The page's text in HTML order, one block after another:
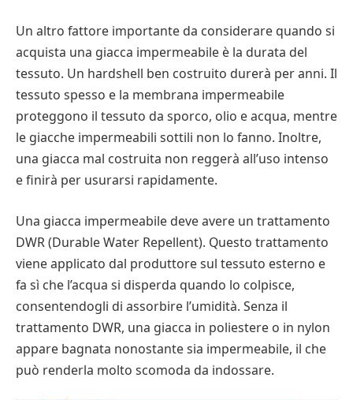
Un altro fattore importante da considerare quando si
acquista una giacca impermeabile è la durata del
tessuto. Un hardshell ben costruito durerà per anni. Il
tessuto spesso e la membrana impermeabile
proteggono il tessuto da sporco, olio e acqua, mentre
le giacche impermeabili sottili non lo fanno. Inoltre,
una giacca mal costruita non reggerà all’uso intenso
e finirà per usurarsi rapidamente.
Una giacca impermeabile deve avere un trattamento
DWR (Durable Water Repellent). Questo trattamento
viene applicato dal produttore sul tessuto esterno e
fa sì che l’acqua si disperda quando lo colpisce,
consentendogli di assorbire l’umidità. Senza il
trattamento DWR, una giacca in poliestere o in nylon
appare bagnata nonostante sia impermeabile, il che
può renderla molto scomoda da indossare.